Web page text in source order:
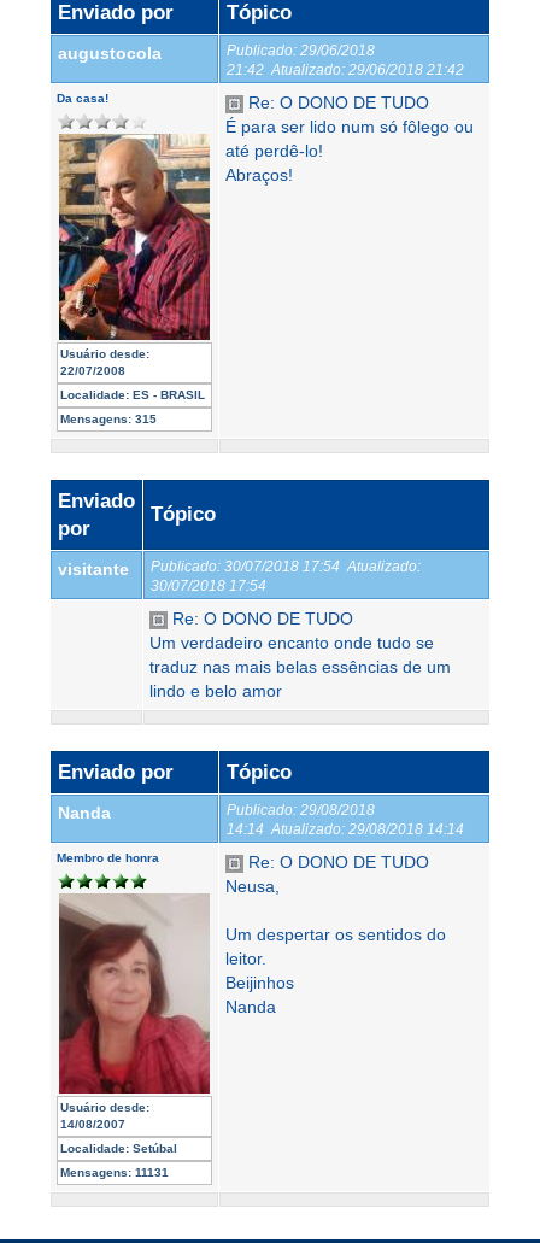
Enviado por Tópico
augustocola Publicado: 29/06/2018
21:42 Atualizado: 29/06/2018 21:42
Da casa!
Usuário desde:
22/07/2008
Localidade: ES - BRASIL
Mensagens: 315
Re: O DONO DE TUDO
É para ser lido num só fôlego ou
até perdê-lo!
Abraços!
Enviado
por
Tópico
visitante Publicado: 30/07/2018 17:54 Atualizado:
30/07/2018 17:54
Re: O DONO DE TUDO
Um verdadeiro encanto onde tudo se
traduz nas mais belas essências de um
lindo e belo amor
Enviado por Tópico
Nanda Publicado: 29/08/2018
14:14 Atualizado: 29/08/2018 14:14
Membro de honra
Usuário desde:
14/08/2007
Localidade: Setúbal
Mensagens: 11131
Re: O DONO DE TUDO
Neusa,
Um despertar os sentidos do
leitor.
Beijinhos
Nanda